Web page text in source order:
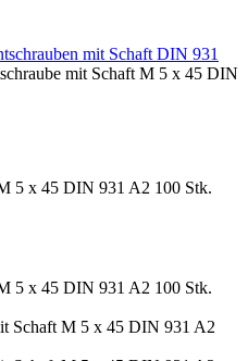
mit Schaft DIN 931
mit Schaft M 5 x 45 DIN